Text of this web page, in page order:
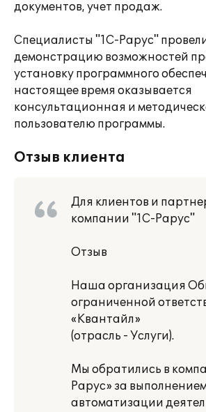
документов, учет продаж.
Специалисты "1С-Рарус"
демонстрацию возможностей
установку программного
настоящее время оказывается
консультационная и
пользователю программы.
Отзыв клиента
Для клиентов и
компании "1С-Рарус"
Отзыв
Наша организация
ограниченной
«Квантайл»
(отрасль - Услуги).
Мы обратились в
Рарус» за
автоматизации